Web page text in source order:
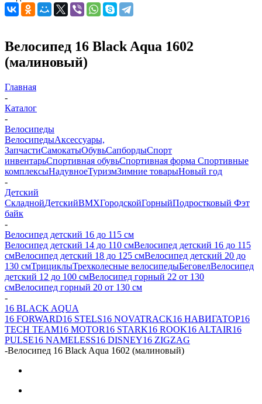
Велосипед 16 Black Aqua 1602
(малиновый)
Главная
-
Каталог
-
Велосипеды
ВелосипедыАксессуары,
ЗапчастиСамокатыОбувьСапбордыСпорт
инвентарьСпортивная обувьСпортивная форма Спортивные
комплексыНадувноеТуризмЗимние товарыНовый год
-
Детский
СкладнойДетскийBMXГородскойГорныйПодростковый Фэт
байк
-
Велосипед детский 16 до 115 см
Велосипед детский 14 до 110 смВелосипед детский 16 до 115
смВелосипед детский 18 до 125 смВелосипед детский 20 до
130 смТрициклыТрехколесные велосипедыБеговелВелосипед
детский 12 до 100 смВелосипед горный 22 от 130
смВелосипед горный 20 от 130 см
-
16 BLACK AQUA
16 FORWARD16 STELS16 NOVATRACK16 НАВИГАТОР16
TECH TEAM16 MOTOR16 STARK16 ROOK16 ALTAIR16
PULSE16 NAMELESS16 DISNEY16 ZIGZAG
-Велосипед 16 Black Aqua 1602 (малиновый)